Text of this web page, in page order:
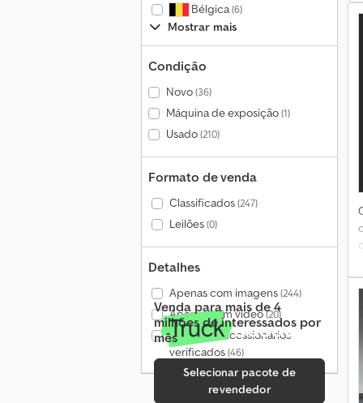
Bélgica(6)
Mostrar mais
Condição
Novo(36)
Máquina de exposição(1)
Usado(210)
Formato de venda
Classificados(247)
Leilões(0)
Detalhes
Apenas com imagens(244)
Apenas com vídeo(20)
Apenas concessionários
verificados(46)
Venda para mais de 4
milhões de interessados por
mês
Selecionar pacote de
revendedor